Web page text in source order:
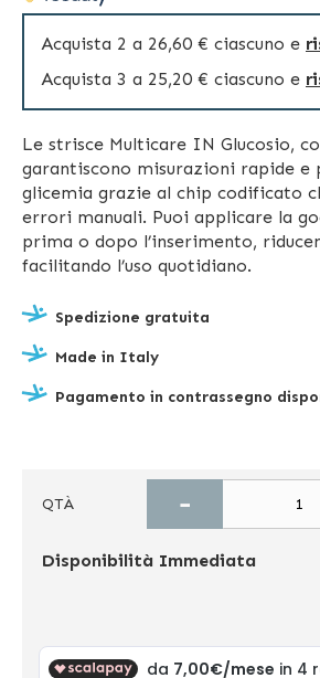
Acquista 2 a 26,60 € ciascuno e
Acquista 3 a 25,20 € ciascuno e
Le strisce Multicare IN Glucosio,
garantiscono misurazioni rapide e
glicemia grazie al chip codificato
errori manuali. Puoi applicare la
prima o dopo l’inserimento,
facilitando l’uso quotidiano.
Spedizione gratuita
Made in Italy
Pagamento in contrassegno
QTÀ −
Disponibilità Immediata